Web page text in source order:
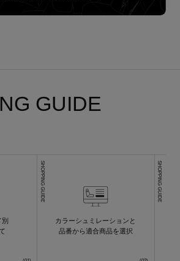
GUIDE
SHOPPING GUIDE
カラーシュミレーションと
品番から適合商品を選択
SHOPPING GUIDE